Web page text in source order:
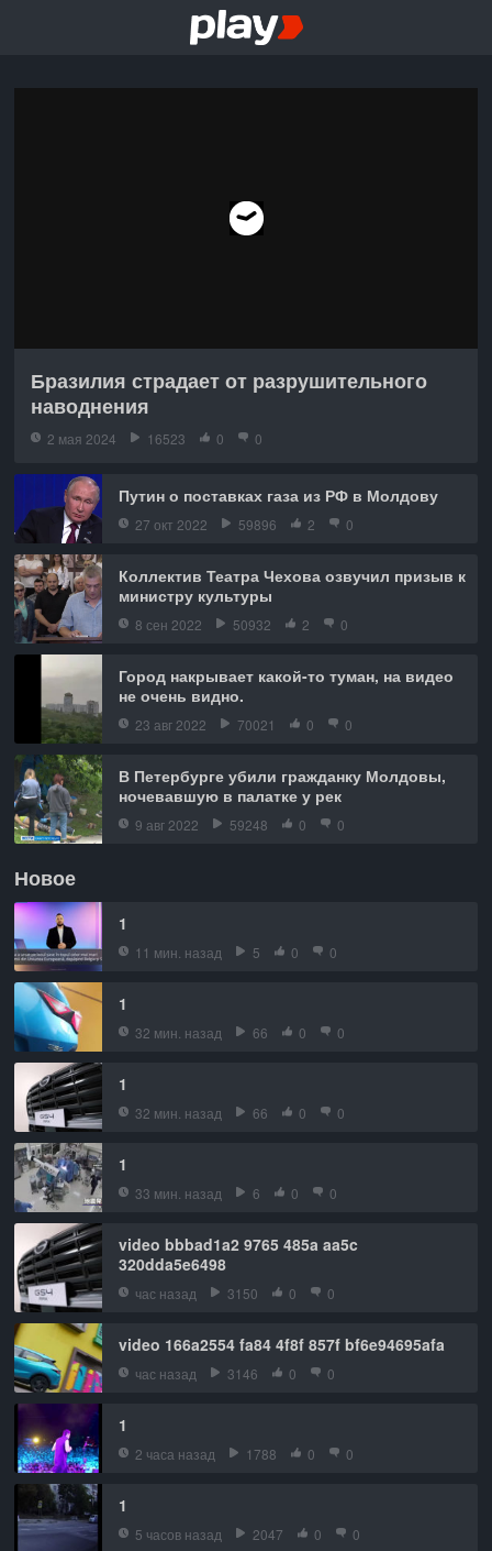
Бразилия страдает от разрушительного
наводнения
2 мая 2024 16523 0 0
Путин о поставках газа из РФ в Молдову
27 окт 2022 59896 2 0
Коллектив Театра Чехова озвучил призыв к
министру культуры
8 сен 2022 50932 2 0
Город накрывает какой-то туман, на видео
не очень видно.
23 авг 2022 70021 0 0
В Петербурге убили гражданку Молдовы,
ночевавшую в палатке у рек
9 авг 2022 59248 0 0
Новое
1
11 мин. назад 5 0 0
1
32 мин. назад 66 0 0
1
32 мин. назад 66 0 0
1
33 мин. назад 6 0 0
video bbbad1a2 9765 485a aa5c
320dda5e6498
час назад 3150 0 0
video 166a2554 fa84 4f8f 857f bf6e94695afa
час назад 3146 0 0
1
2 часа назад 1788 0 0
1
5 часов назад 2047 0 0